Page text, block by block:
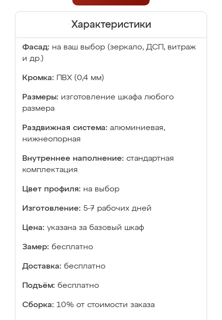
Характеристики
Фасад: на ваш выбор (зеркало, ДСП, витраж
и др.)
Кромка: ПВХ (0,4 мм)
Размеры: изготовление шкафа любого
размера
Раздвижная система: алюминиевая,
нижнеопорная
Внутреннее наполнение: стандартная
комплектация
Цвет профиля: на выбор
Изготовление: 5-7 рабочих дней
Цена: указана за базовый шкаф
Замер: бесплатно
Доставка: бесплатно
Подъём: бесплатно
Сборка: 10% от стоимости заказа